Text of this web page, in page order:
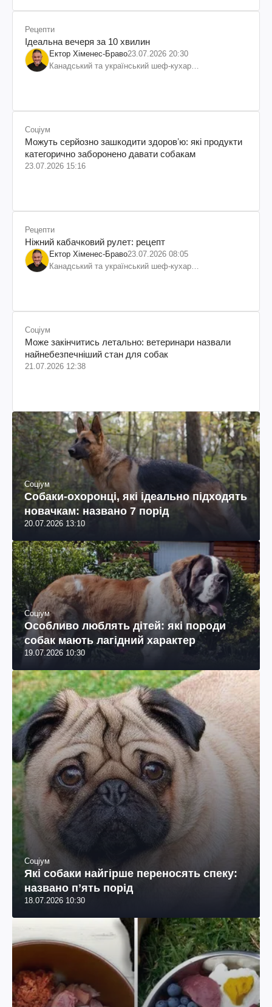
Рецепти
Ідеальна вечеря за 10 хвилин
Ектор Хіменес-Браво23.07.2026 20:30
Канадський та український шеф-кухар
Соціум
Можуть серйозно зашкодити здоровʼю: які продукти
категорично заборонено давати собакам
23.07.2026 15:16
Рецепти
Ніжний кабачковий рулет: рецепт
Ектор Хіменес-Браво23.07.2026 08:05
Канадський та український шеф-кухар
Соціум
Може закінчитись летально: ветеринари назвали
найнебезпечніший стан для собак
21.07.2026 12:38
Соціум
Собаки-охоронці, які ідеально підходять
новачкам: названо 7 порід
20.07.2026 13:10
Соціум
Особливо люблять дітей: які породи
собак мають лагідний характер
19.07.2026 10:30
Соціум
Які собаки найгірше переносять спеку:
названо пʼять порід
18.07.2026 10:30